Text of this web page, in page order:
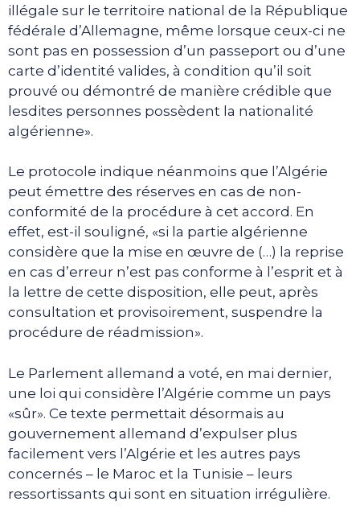
illégale sur le territoire national de la République
fédérale d’Allemagne, même lorsque ceux-ci ne
sont pas en possession d’un passeport ou d’une
carte d’identité valides, à condition qu’il soit
prouvé ou démontré de manière crédible que
lesdites personnes possèdent la nationalité
algérienne».
Le protocole indique néanmoins que l’Algérie
peut émettre des réserves en cas de non-
conformité de la procédure à cet accord. En
effet, est-il souligné, «si la partie algérienne
considère que la mise en œuvre de (…) la reprise
en cas d’erreur n’est pas conforme à l’esprit et à
la lettre de cette disposition, elle peut, après
consultation et provisoirement, suspendre la
procédure de réadmission».
Le Parlement allemand a voté, en mai dernier,
une loi qui considère l’Algérie comme un pays
«sûr». Ce texte permettait désormais au
gouvernement allemand d’expulser plus
facilement vers l’Algérie et les autres pays
concernés – le Maroc et la Tunisie – leurs
ressortissants qui sont en situation irrégulière.